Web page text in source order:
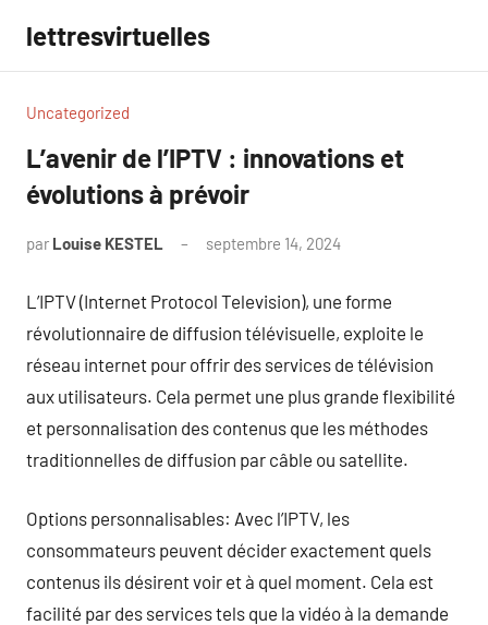
contenu
lettresvirtuelles
Uncategorized
L’avenir de l’IPTV : innovations et
évolutions à prévoir
par Louise KESTEL septembre 14, 2024
L’IPTV (Internet Protocol Television), une forme
révolutionnaire de diffusion télévisuelle, exploite le
réseau internet pour offrir des services de télévision
aux utilisateurs. Cela permet une plus grande flexibilité
et personnalisation des contenus que les méthodes
traditionnelles de diffusion par câble ou satellite.
Options personnalisables: Avec l’IPTV, les
consommateurs peuvent décider exactement quels
contenus ils désirent voir et à quel moment. Cela est
facilité par des services tels que la vidéo à la demande